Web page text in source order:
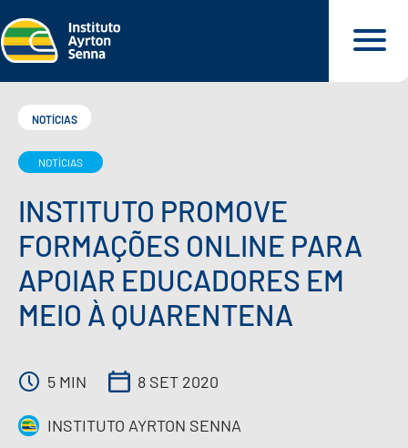
QUEM SOMOS
O QUE DEFENDEMOS
NOSSOS MATERIAIS
NOTÍCIAS
NOTÍCIAS
INSTITUTO PROMOVE
FORMAÇÕES ONLINE PARA
APOIAR EDUCADORES EM
MEIO À QUARENTENA
5 MIN 8 SET 2020
INSTITUTO AYRTON SENNA